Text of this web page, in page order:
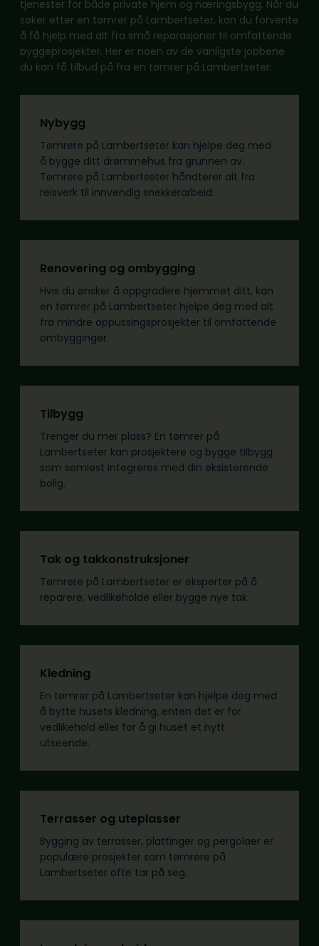
tjenester for både private hjem og næringsbygg. Når du
søker etter en tømrer på Lambertseter, kan du forvente
å få hjelp med alt fra små reparasjoner til omfattende
byggeprosjekter. Her er noen av de vanligste jobbene
du kan få tilbud på fra en tømrer på Lambertseter:
Nybygg
Tømrere på Lambertseter kan hjelpe deg med
å bygge ditt drømmehus fra grunnen av.
Tømrere på Lambertseter håndterer alt fra
reisverk til innvendig snekkerarbeid.
Renovering og ombygging
Hvis du ønsker å oppgradere hjemmet ditt, kan
en tømrer på Lambertseter hjelpe deg med alt
fra mindre oppussingsprosjekter til omfattende
ombygginger.
Tilbygg
Trenger du mer plass? En tømrer på
Lambertseter kan prosjektere og bygge tilbygg
som sømløst integreres med din eksisterende
bolig.
Tak og takkonstruksjoner
Tømrere på Lambertseter er eksperter på å
reparere, vedlikeholde eller bygge nye tak.
Kledning
En tømrer på Lambertseter kan hjelpe deg med
å bytte husets kledning, enten det er for
vedlikehold eller for å gi huset et nytt
utseende.
Terrasser og uteplasser
Bygging av terrasser, plattinger og pergolaer er
populære prosjekter som tømrere på
Lambertseter ofte tar på seg.